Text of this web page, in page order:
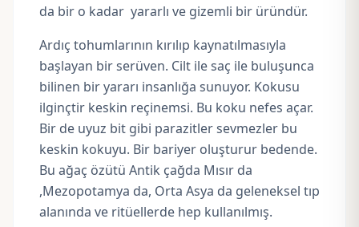
da bir o kadar yararlı ve gizemli bir üründür.
Ardıç tohumlarının kırılıp kaynatılmasıyla
başlayan bir serüven. Cilt ile saç ile buluşunca
bilinen bir yararı insanlığa sunuyor. Kokusu
ilginçtir keskin reçinemsi. Bu koku nefes açar.
Bir de uyuz bit gibi parazitler sevmezler bu
keskin kokuyu. Bir bariyer oluşturur bedende.
Bu ağaç özütü Antik çağda Mısır da
,Mezopotamya da, Orta Asya da geleneksel tıp
alanında ve ritüellerde hep kullanılmış.